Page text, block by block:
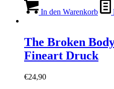
In den Warenkorb
The Broken
Fineart Druck
€24,90